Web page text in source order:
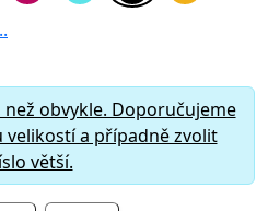
obvykle. Doporučujeme
a případně zvolit
větší.